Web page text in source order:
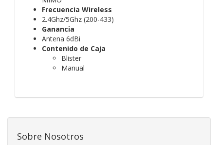
Frecuencia Wireless
2.4Ghz/5Ghz (200-433)
Ganancia
Antena 6dBi
Contenido de Caja
Blister
Manual
Sobre Nosotros